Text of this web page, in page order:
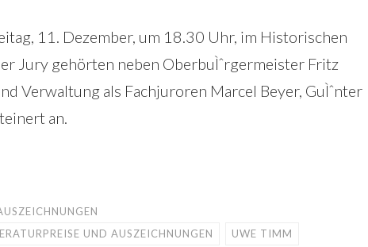
11. Dezember, um 18.30 Uhr, im Historischen
Jury gehörten neben OberbuÌˆrgermeister Fritz
Verwaltung als Fachjuroren Marcel Beyer, GuÌˆnter
an.
UND AUSZEICHNUNGEN UWE TIMM